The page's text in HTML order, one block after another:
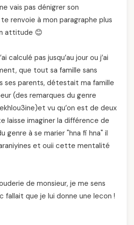
vais pas dénigrer son
renvoie à mon paragraphe plus
attitude 😊
calculé pas jusqu’au jour ou j’ai
que tout sa famille sans
ses parents, détestait ma famille
(des remarques du genre
vu qu’on est de deux
laisse imaginer la différence de
genre à se marier "hna fi hna" il
et ouii cette mentalité
de monsieur, je me sens
fallait que je lui donne une lecon !